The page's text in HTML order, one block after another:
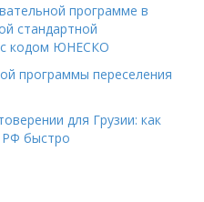
программе в
стандартной
с кодом ЮНЕСКО
программы переселения
для Грузии: как
РФ быстро